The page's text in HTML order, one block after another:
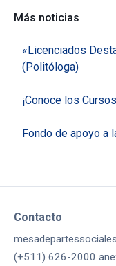
Más noticias
«Licenciados
(Politóloga)
¡Conoce los
Fondo de apoyo a
Contacto
(+511) 626-2000